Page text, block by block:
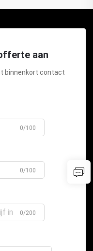
aan
binnenkort contact
0/100
0/100
0/200